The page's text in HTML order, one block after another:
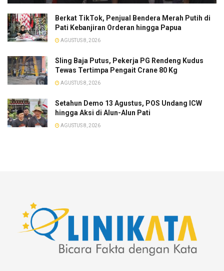
​Berkat TikTok, Penjual Bendera Merah Putih di
Pati Kebanjiran Orderan hingga Papua
AGUSTUS 8, 2026
Sling Baja Putus, Pekerja PG Rendeng Kudus
Tewas Tertimpa Pengait Crane 80 Kg
AGUSTUS 8, 2026
Setahun Demo 13 Agustus, POS Undang ICW
hingga Aksi di Alun-Alun Pati
AGUSTUS 8, 2026